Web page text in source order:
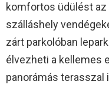
komfortos üdülést az
szálláshely
zárt parkolóban
élvezheti a kellemes
panorámás terasszal